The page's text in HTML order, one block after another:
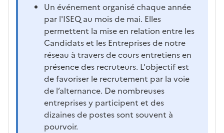
Un événement organisé chaque année
par l'ISEQ au mois de mai. Elles
permettent la mise en relation entre les
Candidats et les Entreprises de notre
réseau à travers de cours entretiens en
présence des recruteurs. L'objectif est
de favoriser le recrutement par la voie
de l’alternance. De nombreuses
entreprises y participent et des
dizaines de postes sont souvent à
pourvoir.